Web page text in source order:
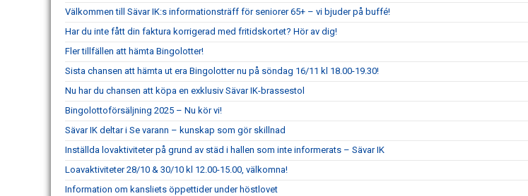
Välkommen till Sävar IK:s informationsträff för seniorer 65+ – vi bjuder på buffé!
Har du inte fått din faktura korrigerad med fritidskortet? Hör av dig!
Fler tillfällen att hämta Bingolotter!
Sista chansen att hämta ut era Bingolotter nu på söndag 16/11 kl 18.00-19.30!
Nu har du chansen att köpa en exklusiv Sävar IK-brassestol
Bingolottoförsäljning 2025 – Nu kör vi!
Sävar IK deltar i Se varann – kunskap som gör skillnad
Inställda lovaktiviteter på grund av städ i hallen som inte informerats – Sävar IK
Loavaktiviteter 28/10 & 30/10 kl 12.00-15.00, välkomna!
Information om kansliets öppettider under höstlovet